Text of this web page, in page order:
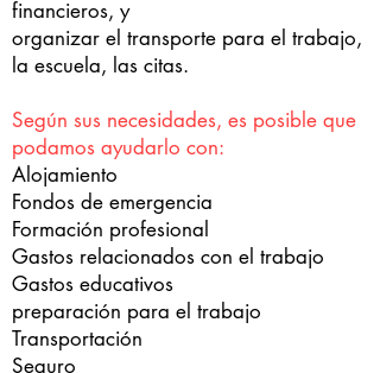
financieros, y
organizar el transporte para el trabajo,
la escuela, las citas.
Según sus necesidades, es posible que
podamos ayudarlo con:
Alojamiento
Fondos de emergencia
Formación profesional
Gastos relacionados con el trabajo
Gastos educativos
preparación para el trabajo
Transportación
Seguro